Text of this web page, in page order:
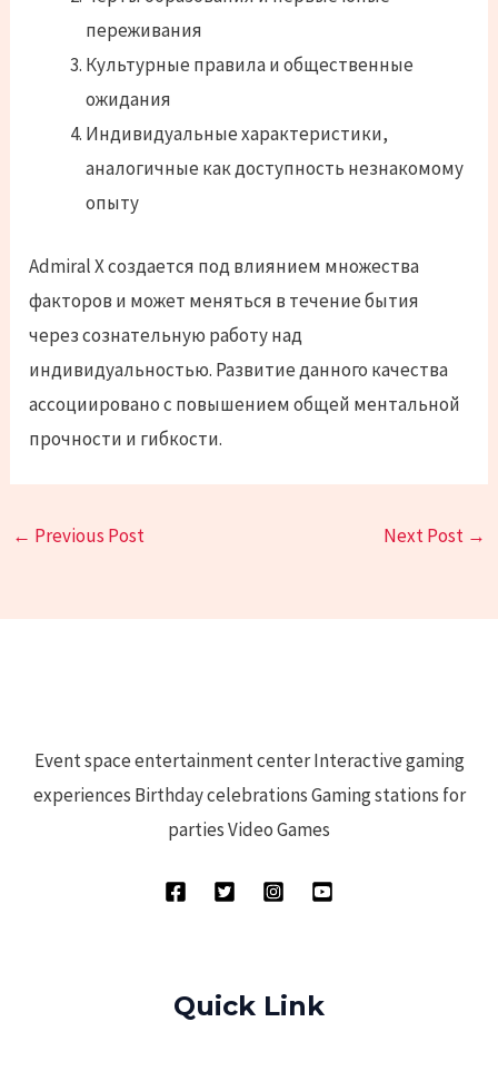
переживания
Культурные правила и общественные
ожидания
Индивидуальные характеристики,
аналогичные как доступность незнакомому
опыту
Admiral X создается под влиянием множества
факторов и может меняться в течение бытия
через сознательную работу над
индивидуальностью. Развитие данного качества
ассоциировано с повышением общей ментальной
прочности и гибкости.
← Previous Post Next Post →
Event space entertainment center Interactive gaming
experiences Birthday celebrations Gaming stations for
parties Video Games
Quick Link